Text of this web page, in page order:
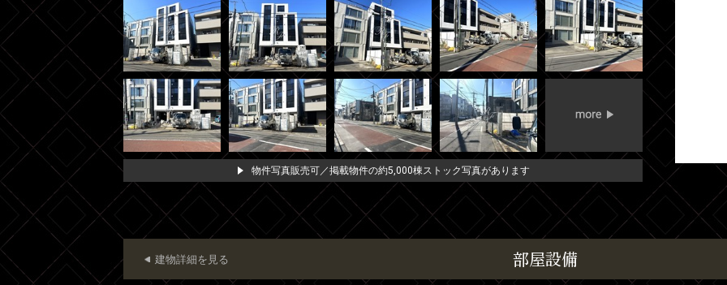
物件写真販売可／掲載物件の約5,000棟ストック写真があります
部屋設備
建物詳細を見る